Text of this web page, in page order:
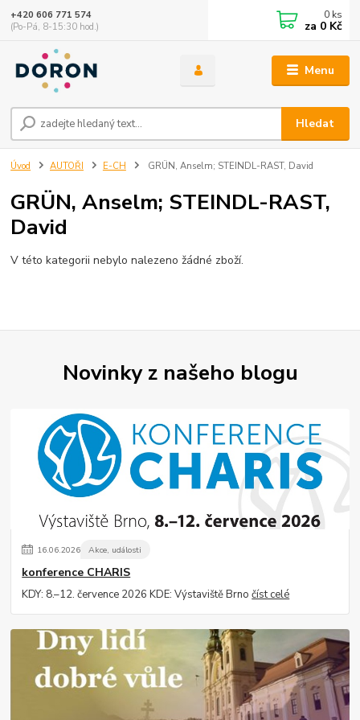
Menu
Hledat
+420 606 771 574
(Po-Pá, 8-15:30 hod.)
0 ks
za 0 Kč
Úvod AUTOŘI E-CH GRÜN, Anselm; STEINDL-RAST, David
GRÜN, Anselm; STEINDL-RAST,
David
V této kategorii nebylo nalezeno žádné zboží.
Novinky z našeho blogu
16.06.2026 Akce, události
konference CHARIS
KDY: 8.–12. července 2026 KDE: Výstaviště Brnočíst celé